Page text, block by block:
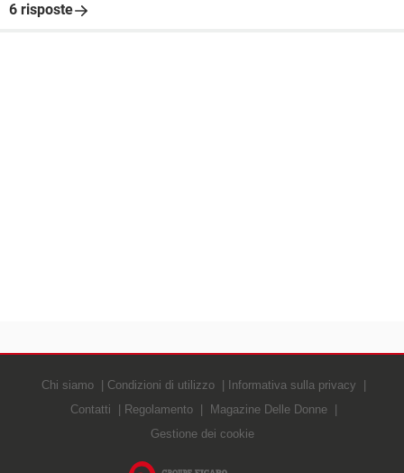
6 risposte
Chi siamo Condizioni di utilizzo
Informativa sulla privacy
Contatti
Regolamento
Magazine Delle Donne
Gestione dei cookie